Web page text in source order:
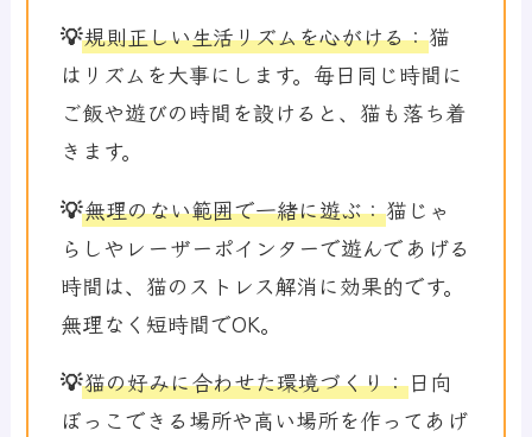
💡規則正しい生活リズムを心がける：猫
はリズムを大事にします。毎日同じ時間に
ご飯や遊びの時間を設けると、猫も落ち着
きます。
💡無理のない範囲で一緒に遊ぶ：猫じゃ
らしやレーザーポインターで遊んであげる
時間は、猫のストレス解消に効果的です。
無理なく短時間でOK。
💡猫の好みに合わせた環境づくり：日向
ぼっこできる場所や高い場所を作ってあげ